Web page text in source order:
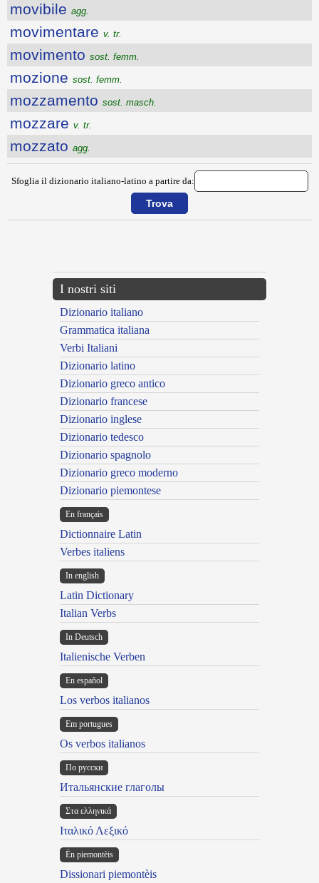
movibile agg.
movimentare v. tr.
movimento sost. femm.
mozione sost. femm.
mozzamento sost. masch.
mozzare v. tr.
mozzato agg.
Sfoglia il dizionario italiano-latino a partire da:
I nostri siti
Dizionario italiano
Grammatica italiana
Verbi Italiani
Dizionario latino
Dizionario greco antico
Dizionario francese
Dizionario inglese
Dizionario tedesco
Dizionario spagnolo
Dizionario greco moderno
Dizionario piemontese
En français
Dictionnaire Latin
Verbes italiens
In english
Latin Dictionary
Italian Verbs
In Deutsch
Italienische Verben
En español
Los verbos italianos
Em portugues
Os verbos italianos
По русски
Итальянские глаголы
Στα ελληνικά
Ιταλικό Λεξικό
Ën piemontèis
Dissionari piemontèis